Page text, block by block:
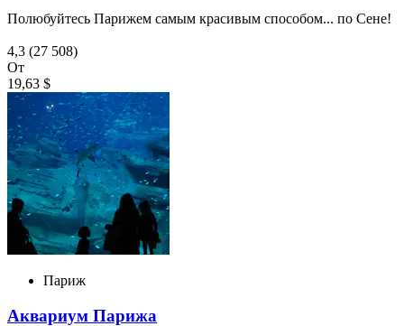
Полюбуйтесь Парижем самым красивым способом... по Сене!
4,3 (27 508)
От
19,63 $
Париж
Аквариум Парижа